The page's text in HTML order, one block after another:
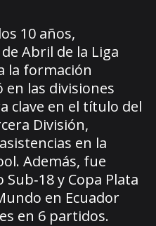
10 años,
Abril de la Liga
la formación
en las divisiones
clave en el título del
División,
en la
Además, fue
y Copa Plata
en Ecuador
en 6 partidos.